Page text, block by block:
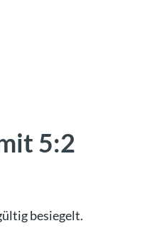
5:2
besiegelt.